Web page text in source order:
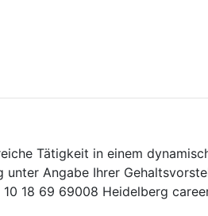
Tätigkeit in einem
unter Angabe Ihrer
18 69 69008 Heidelberg